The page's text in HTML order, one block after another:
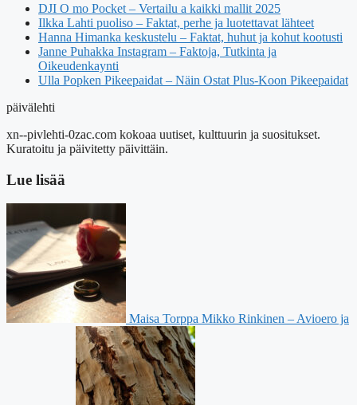
DJI O mo Pocket – Vertailu a kaikki mallit 2025
Ilkka Lahti puoliso – Faktat, perhe ja luotettavat lähteet
Hanna Himanka keskustelu – Faktat, huhut ja kohut kootusti
Janne Puhakka Instagram – Faktoja, Tutkinta ja
Oikeudenkaynti
Ulla Popken Pikeepaidat – Näin Ostat Plus-Koon Pikeepaidat
päivälehti
xn--pivlehti-0zac.com kokoaa uutiset, kulttuurin ja suositukset.
Kuratoitu ja päivitetty päivittäin.
Lue lisää
Maisa Torppa Mikko Rinkinen – Avioero ja